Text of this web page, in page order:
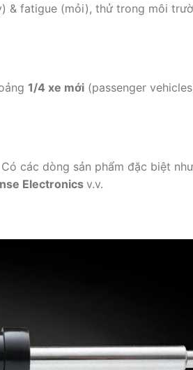
& fatigue (mỏi), thử trong môi
1/4 xe mới (passenger
các dòng sản phẩm đặc biệt
Electronics v.v.